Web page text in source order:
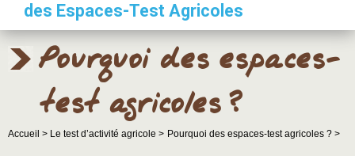
des Espaces-Test Agricoles
Pourquoi des espaces-
test agricoles ?
Accueil > Le test d’activité agricole > Pourquoi des espaces-test agricoles ? >